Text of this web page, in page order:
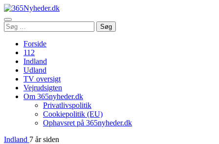
Åbn
menu
Søg
efter:
Søg
Forside
112
Indland
Udland
TV oversigt
Vejrudsigten
Om 365nyheder.dk
Privatlivspolitik
Cookiepolitik (EU)
Ophavsret på 365nyheder.dk
Indland 7 år siden